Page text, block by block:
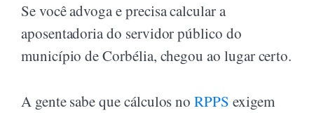
Se você advoga e precisa calcular a
aposentadoria do servidor público do
município de Corbélia, chegou ao lugar certo.
A gente sabe que cálculos noRPPS exigem